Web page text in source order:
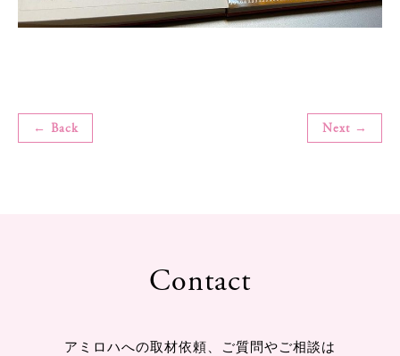
← Back Next →
Contact
アミロハへの取材依頼、ご質問やご相談は